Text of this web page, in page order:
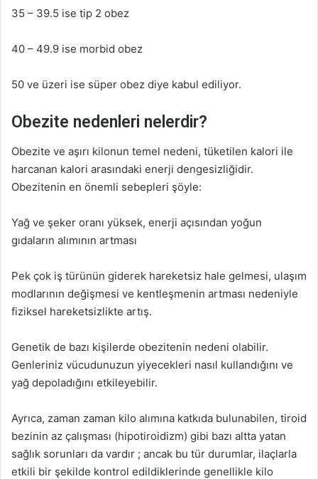
35 – 39.5 ise tip 2 obez
40 – 49.9 ise morbid obez
50 ve üzeri ise süper obez diye kabul ediliyor.
Obezite nedenleri nelerdir?
Obezite ve aşırı kilonun temel nedeni, tüketilen kalori ile
harcanan kalori arasındaki enerji dengesizliğidir.
Obezitenin en önemli sebepleri şöyle:
Yağ ve şeker oranı yüksek, enerji açısından yoğun
gıdaların alımının artması
Pek çok iş türünün giderek hareketsiz hale gelmesi, ulaşım
modlarının değişmesi ve kentleşmenin artması nedeniyle
fiziksel hareketsizlikte artış.
Genetik de bazı kişilerde obezitenin nedeni olabilir.
Genleriniz vücudunuzun yiyecekleri nasıl kullandığını ve
yağ depoladığını etkileyebilir.
Ayrıca, zaman zaman kilo alımına katkıda bulunabilen, tiroid
bezinin az çalışması (hipotiroidizm) gibi bazı altta yatan
sağlık sorunları da vardır ; ancak bu tür durumlar, ilaçlarla
etkili bir şekilde kontrol edildiklerinde genellikle kilo